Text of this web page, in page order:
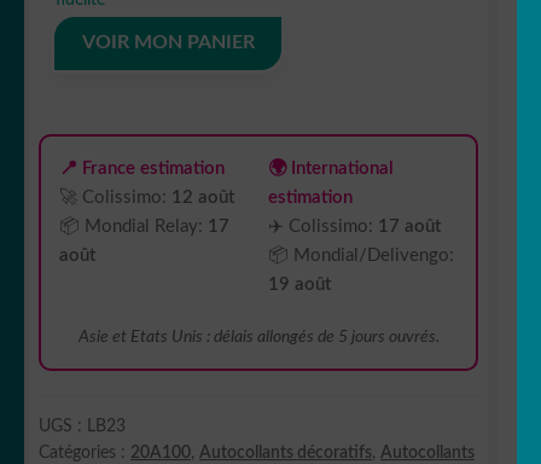
montagne
LB23
VOIR MON PANIER
📍 France estimation
🚀 Colissimo: 12 août
📦 Mondial Relay: 17
août
🌍 International
estimation
✈️ Colissimo: 17 août
📦 Mondial/Delivengo:
19 août
Asie et Etats Unis : délais allongés de 5 jours ouvrés.
UGS :
LB23
Catégories : 20A100, Autocollants décoratifs, Autocollants